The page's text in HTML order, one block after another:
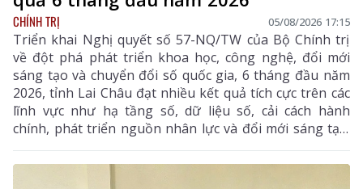
CHÍNH TRỊ 05/08/2026 17:15
Triển khai Nghị quyết số 57-NQ/TW của Bộ Chính trị
về đột phá phát triển khoa học, công nghệ, đổi mới
sáng tạo và chuyển đổi số quốc gia, 6 tháng đầu năm
2026, tỉnh Lai Châu đạt nhiều kết quả tích cực trên các
lĩnh vực như hạ tầng số, dữ liệu số, cải cách hành
chính, phát triển nguồn nhân lực và đổi mới sáng tạo.
Trong 6 tháng cuối năm, tỉnh tiếp tục tập trung thực
hiện các nhiệm vụ trọng tâm, tạo chuyển biến mạnh
mẽ trong phát triển khoa học, công nghệ, đổi mới